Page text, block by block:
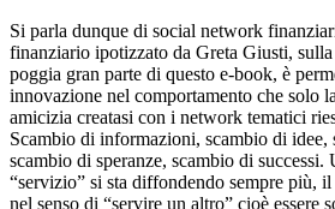
Si parla dunque di social network
finanziario ipotizzato da Greta Giusti,
poggia gran parte di questo e-book, è
innovazione nel comportamento che solo
amicizia creatasi con i network tematici
Scambio di informazioni, scambio di idee,
scambio di speranze, scambio di
“servizio” si sta diffondendo sempre più,
nel senso di “servire un altro” cioè essere